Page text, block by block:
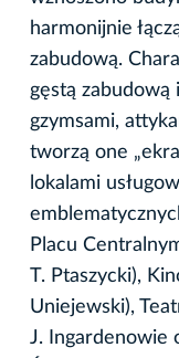
harmonijnie
zabudową.
gęstą zabudową
gzymsami,
tworzą one
lokalami
Placu
T. Ptaszycki),
Uniejewski),
J. Ingardenowie